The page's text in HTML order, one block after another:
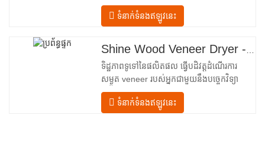
បញ្ចូលគ្នាចំនួនបួន ដែលត្រូវបានរៀបចំជា
លំហូរលីនេអ៊ែរពីការបញ្ចូលទៅការបញ្ចេញ។ ផ្នែក
ការតម្រឹមច្បាស់លាស់ដែលដឹកនាំសន្លឹកឈើប្រណិត
ទំនាក់ទំនងឥឡូវនេះ
ទិដ្ឋភាពទូទៅនៃផលិតផល ធ្វើបដិវត្តដំណើរការ
សម្ងួត veneer របស់អ្នកជាមួយនឹងបច្ចេកវិទ្យា
កម្រិតខ្ពស់ Shenghuai The Shine
Roller ម៉ាស៊ីនសម្ងួត veneer តំណាងឱ្យរបក
ទំនាក់ទំនងឥឡូវនេះ